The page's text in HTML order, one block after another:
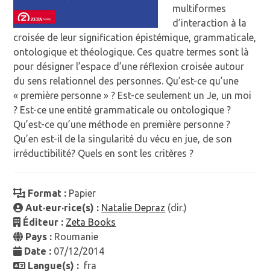
multiformes
d’interaction à la
croisée de leur signification épistémique, grammaticale,
ontologique et théologique. Ces quatre termes sont là
pour désigner l’espace d’une réflexion croisée autour
du sens relationnel des personnes. Qu’est-ce qu’une
« première personne » ? Est-ce seulement un Je, un moi
? Est-ce une entité grammaticale ou ontologique ?
Qu’est-ce qu’une méthode en première personne ?
Qu’en est-il de la singularité du vécu en jue, de son
irréductibilité? Quels en sont les critères ?
Format : Papier
Aut·eur·rice(s) : Natalie Depraz (dir.)
Éditeur : Zeta Books
Pays : Roumanie
Date : 07/12/2014
Langue(s) : fra